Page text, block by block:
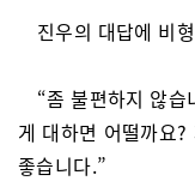
진우의 대답에 비
“좀 불편하지 않
게 대하면 어떨까요
좋습니다.”